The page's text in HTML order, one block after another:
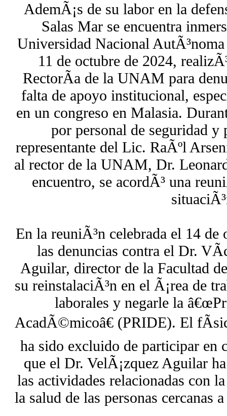
AdemÃ¡s de su labor en la
Salas Mar se encuentra
Universidad Nacional
11 de octubre de 2024,
RectorÃ­a de la UNAM para
falta de apoyo institucional,
en un congreso en Malasia.
por personal de seguridad y
representante del Lic. RaÃºl
al rector de la UNAM, Dr.
encuentro, se acordÃ³ una
En la reuniÃ³n celebrada el 14
las denuncias contra el Dr.
Aguilar, director de la Facultad
su reinstalaciÃ³n en el Ã¡rea de
laborales y negarle la
AcadÃ©micoâ€ (PRIDE). El
ha sido excluido de participar en
que el Dr. VelÃ¡zquez Aguilar
las actividades relacionadas con
la salud de las personas cercanas